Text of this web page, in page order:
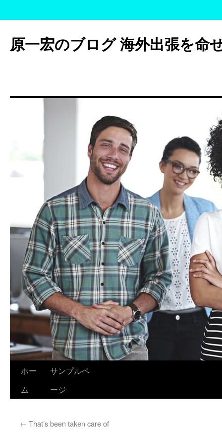
テ
ン
ッ
原一宏のブログ 海外出張を命
ホー
ム
サンプルペ
ージ
← That’s been taken care of